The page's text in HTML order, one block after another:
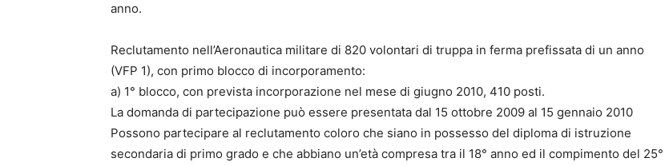
anno.
Reclutamento nell’Aeronautica militare di 820 volontari di truppa in ferma prefissata di un anno
(VFP 1), con primo blocco di incorporamento:
a) 1° blocco, con prevista incorporazione nel mese di giugno 2010, 410 posti.
La domanda di partecipazione può essere presentata dal 15 ottobre 2009 al 15 gennaio 2010
Possono partecipare al reclutamento coloro che siano in possesso del diploma di istruzione
secondaria di primo grado e che abbiano un’età compresa tra il 18° anno ed il compimento del 25°